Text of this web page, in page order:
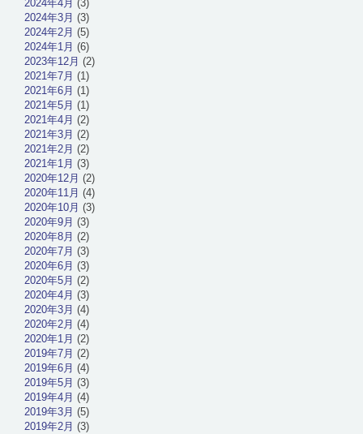
2024年4月 (3)
2024年3月 (3)
2024年2月 (5)
2024年1月 (6)
2023年12月 (2)
2021年7月 (1)
2021年6月 (1)
2021年5月 (1)
2021年4月 (2)
2021年3月 (2)
2021年2月 (2)
2021年1月 (3)
2020年12月 (2)
2020年11月 (4)
2020年10月 (3)
2020年9月 (3)
2020年8月 (2)
2020年7月 (3)
2020年6月 (3)
2020年5月 (2)
2020年4月 (3)
2020年3月 (4)
2020年2月 (4)
2020年1月 (2)
2019年7月 (2)
2019年6月 (4)
2019年5月 (3)
2019年4月 (4)
2019年3月 (5)
2019年2月 (3)